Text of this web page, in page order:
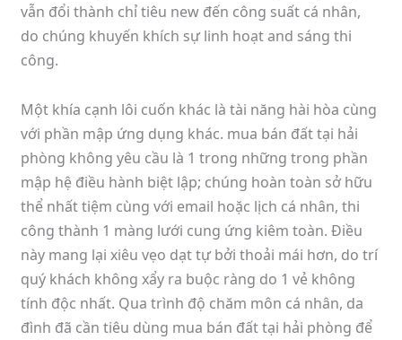
vẫn đổi thành chỉ tiêu new đến công suất cá nhân,
do chúng khuyến khích sự linh hoạt and sáng thi
công.
Một khía cạnh lôi cuốn khác là tài năng hài hòa cùng
với phần mập ứng dụng khác. mua bán đất tại hải
phòng không yêu cầu là 1 trong những trong phần
mập hệ điều hành biệt lập; chúng hoàn toàn sở hữu
thể nhất tiệm cùng với email hoặc lịch cá nhân, thi
công thành 1 màng lưới cung ứng kiêm toàn. Điều
này mang lại xiêu vẹo dạt tự bởi thoải mái hơn, do trí
quý khách không xẩy ra buộc ràng do 1 vẻ không
tính độc nhất. Qua trình độ chăm môn cá nhân, da
đình đã cần tiêu dùng mua bán đất tại hải phòng để